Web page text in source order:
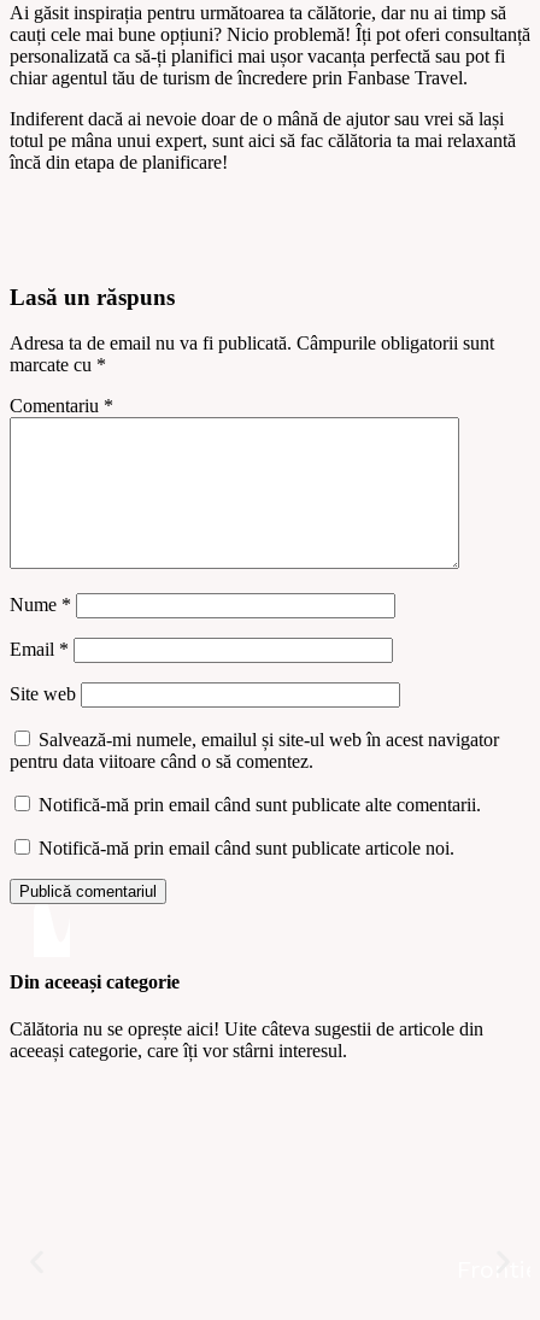
Ai găsit inspirația pentru următoarea ta călătorie, dar nu ai timp să
cauți cele mai bune opțiuni? Nicio problemă! Îți pot oferi consultanță
personalizată ca să-ți planifici mai ușor vacanța perfectă sau pot fi
chiar agentul tău de turism de încredere prin Fanbase Travel.
Indiferent dacă ai nevoie doar de o mână de ajutor sau vrei să lași
totul pe mâna unui expert, sunt aici să fac călătoria ta mai relaxantă
încă din etapa de planificare!
Lasă un răspuns
Adresa ta de email nu va fi publicată. Câmpurile obligatorii sunt
marcate cu *
Comentariu *
Nume *
Email *
Site web
Salvează-mi numele, emailul și site-ul web în acest navigator
pentru data viitoare când o să comentez.
Notifică-mă prin email când sunt publicate alte comentarii.
Notifică-mă prin email când sunt publicate articole noi.
Din aceeași categorie
Călătoria nu se oprește aici! Uite câteva sugestii de articole din
aceeași categorie, care îți vor stârni interesul.